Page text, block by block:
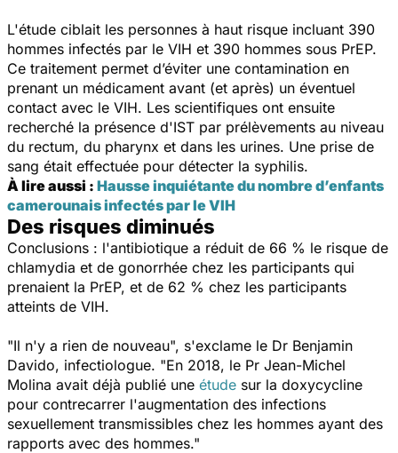
L'étude ciblait les personnes à haut risque incluant 390
hommes infectés par le VIH et 390 hommes sous PrEP.
Ce traitement permet d’éviter une contamination en
prenant un médicament avant (et après) un éventuel
contact avec le VIH. Les scientifiques ont ensuite
recherché la présence d'IST par prélèvements au niveau
du rectum, du pharynx et dans les urines. Une prise de
sang était effectuée pour détecter la syphilis.
À lire aussi : Hausse inquiétante du nombre d’enfants
camerounais infectés par le VIH
Des risques diminués
Conclusions : l'antibiotique a réduit de 66 % le risque de
chlamydia et de gonorrhée chez les participants qui
prenaient la PrEP, et de 62 % chez les participants
atteints de VIH.
"Il n'y a rien de nouveau", s'exclame le Dr Benjamin
Davido, infectiologue. "En 2018, le Pr Jean-Michel
Molina avait déjà publié une étude sur la doxycycline
pour contrecarrer l'augmentation des infections
sexuellement transmissibles chez les hommes ayant des
rapports avec des hommes."